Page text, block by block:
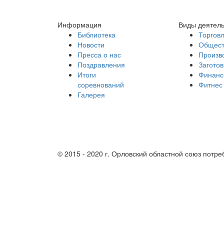
Информация
Библиотека
Новости
Пресса о нас
Поздравления
Итоги
соревнований
Галерея
Виды
© 2015 - 2020 г. Орловский областной союз